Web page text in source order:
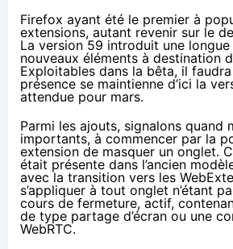
Firefox ayant été le premier à
extensions, autant revenir sur le
La version 59 introduit une
nouveaux éléments à destination
Exploitables dans la bêta, il
présence se maintienne d’ici la
attendue pour mars.
Parmi les ajouts, signalons quand
importants, à commencer par la
extension de masquer un onglet.
était présente dans l’ancien
avec la transition vers les
s’appliquer à tout onglet n’étant
cours de fermeture, actif,
de type partage d’écran ou une
WebRTC.